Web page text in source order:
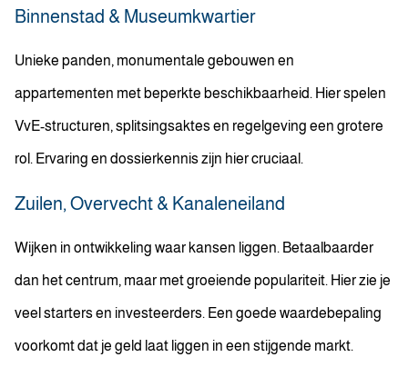
Binnenstad & Museumkwartier
Unieke panden, monumentale gebouwen en
appartementen met beperkte beschikbaarheid. Hier spelen
VvE-structuren, splitsingsaktes en regelgeving een grotere
rol. Ervaring en dossierkennis zijn hier cruciaal.
Zuilen, Overvecht & Kanaleneiland
Wijken in ontwikkeling waar kansen liggen. Betaalbaarder
dan het centrum, maar met groeiende populariteit. Hier zie je
veel starters en investeerders. Een goede waardebepaling
voorkomt dat je geld laat liggen in een stijgende markt.